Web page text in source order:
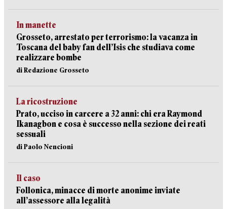
In manette
Grosseto, arrestato per terrorismo: la vacanza in
Toscana del baby fan dell’Isis che studiava come
realizzare bombe
di Redazione Grosseto
La ricostruzione
Prato, ucciso in carcere a 32 anni: chi era Raymond
Ikanagbon e cosa è successo nella sezione dei reati
sessuali
di Paolo Nencioni
Il caso
Follonica, minacce di morte anonime inviate
all’assessore alla legalità